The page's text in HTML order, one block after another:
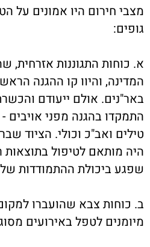
מצבי חירום היו אמונים על
גופים:
א. כוחות התגוננות אזרחית,
המדינה, והיוו קו ההגנה
באר"נים. אולם ייעודם
התמקדו בהגנה מפני
טילים ואב"כ וכולי. הציוד
היה מותאם לטיפול
שפגע ביכולת ההתמודדות
ב. כוחות צבא שהועברו
מיומנים לטפל באירועים